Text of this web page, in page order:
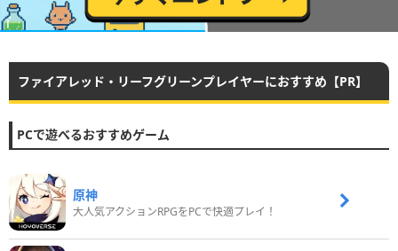
ファイアレッド・リーフグリーンプレイヤーにおすすめ【PR】
PCで遊べるおすすめゲーム
原神
大人気アクションRPGをPCで快適プレイ！